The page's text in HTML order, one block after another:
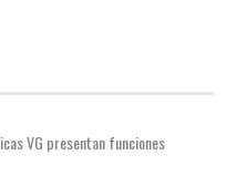
VG presentan funciones